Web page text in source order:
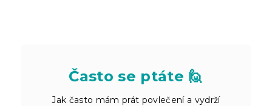
Často se ptáte 🙋
Jak často mám prát povlečení a vydrží